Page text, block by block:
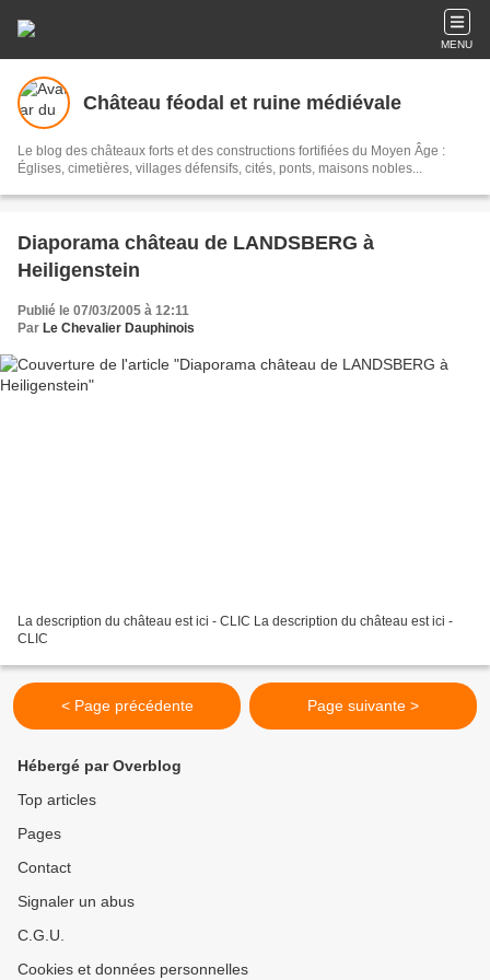
MENU
Château féodal et ruine médiévale
Le blog des châteaux forts et des constructions fortifiées du Moyen Âge :
Églises, cimetières, villages défensifs, cités, ponts, maisons nobles...
Diaporama château de LANDSBERG à
Heiligenstein
Publié le 07/03/2005 à 12:11
Par Le Chevalier Dauphinois
La description du château est ici - CLIC La description du château est ici -
CLIC
< Page précédente Page suivante >
Hébergé par Overblog
Top articles
Pages
Contact
Signaler un abus
C.G.U.
Cookies et données personnelles